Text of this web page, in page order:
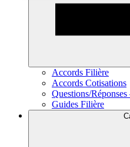
Accords Filière
Accords Cotisations
Questions/
Guides Filière